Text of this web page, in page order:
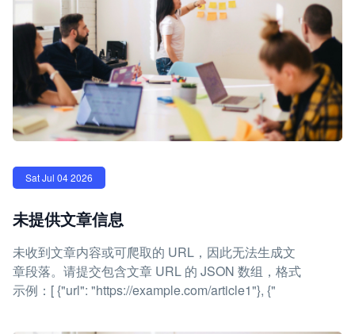
Sat Jul 04 2026
未提供文章信息
未收到文章内容或可爬取的 URL，因此无法生成文
章段落。请提交包含文章 URL 的 JSON 数组，格式
示例：[ {"url": "https://example.com/article1"}, {"